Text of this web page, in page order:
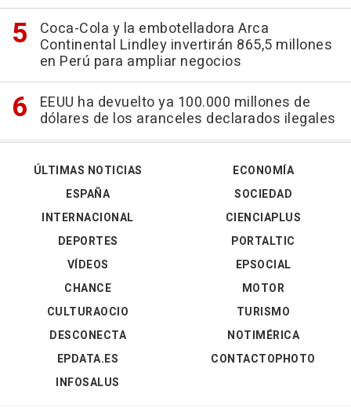
Coca-Cola y la embotelladora Arca
Continental Lindley invertirán 865,5 millones
en Perú para ampliar negocios
EEUU ha devuelto ya 100.000 millones de
dólares de los aranceles declarados ilegales
ÚLTIMAS NOTICIAS
ESPAÑA
INTERNACIONAL
DEPORTES
VÍDEOS
ECONOMÍA
SOCIEDAD
CIENCIAPLUS
PORTALTIC
EPSOCIAL
CHANCE
CULTURAOCIO
DESCONECTA
EPDATA.ES
INFOSALUS
MOTOR
TURISMO
NOTIMÉRICA
CONTACTOPHOTO